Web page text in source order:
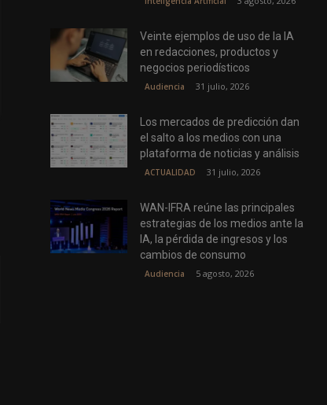
Veinte ejemplos de uso de la IA
en redacciones, productos y
negocios periodísticos
Audiencia 31 julio, 2026
Los mercados de predicción dan
el salto a los medios con una
plataforma de noticias y análisis
ACTUALIDAD 31 julio, 2026
WAN-IFRA reúne las principales
estrategias de los medios ante la
IA, la pérdida de ingresos y los
cambios de consumo
Audiencia 5 agosto, 2026